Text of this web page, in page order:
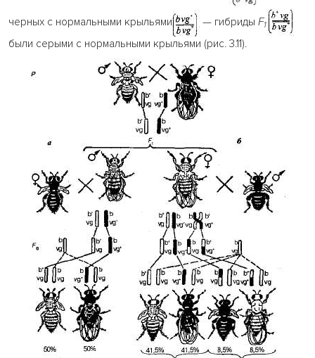
черных с нормальными крыльями — гибриды F1
были серыми с нормальными крыльями (рис. 3.11).